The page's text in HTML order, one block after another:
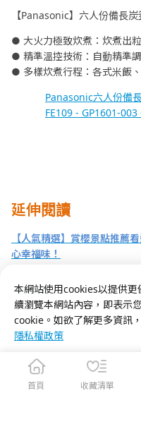
【Panasonic】六人份備長
● 大火力極致炊煮：炊煮出
● 精準溫控技術：自動精準
● 多樣炊煮行程：各式米飯
Panasonic六人份備
FE109 - GP1601-
延伸閱讀
【人氣精選】賞櫻景點推薦
心幸福味！
母乳哺餵，媽媽的營養最重
本網站使用cookies以提供
續瀏覽本網站內容，即表示
cookie。如欲了解更多資訊
隱私權政策
首頁 收藏清單